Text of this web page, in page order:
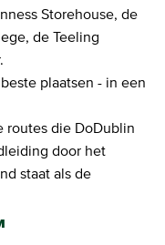
Storehouse, de
de Teeling
plaatsen - in een
routes die DoDublin
door het
staat als de